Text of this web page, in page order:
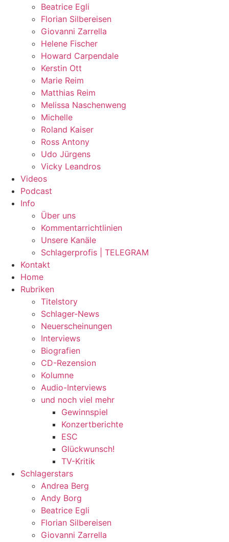
Beatrice Egli
Florian Silbereisen
Giovanni Zarrella
Helene Fischer
Howard Carpendale
Kerstin Ott
Marie Reim
Matthias Reim
Melissa Naschenweng
Michelle
Roland Kaiser
Ross Antony
Udo Jürgens
Vicky Leandros
Videos
Podcast
Info
Über uns
Kommentarrichtlinien
Unsere Kanäle
Schlagerprofis | TELEGRAM
Kontakt
Home
Rubriken
Titelstory
Schlager-News
Neuerscheinungen
Interviews
Biografien
CD-Rezension
Kolumne
Audio-Interviews
und noch viel mehr
Gewinnspiel
Konzertberichte
ESC
Glückwunsch!
TV-Kritik
Schlagerstars
Andrea Berg
Andy Borg
Beatrice Egli
Florian Silbereisen
Giovanni Zarrella